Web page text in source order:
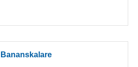
Bananskalare